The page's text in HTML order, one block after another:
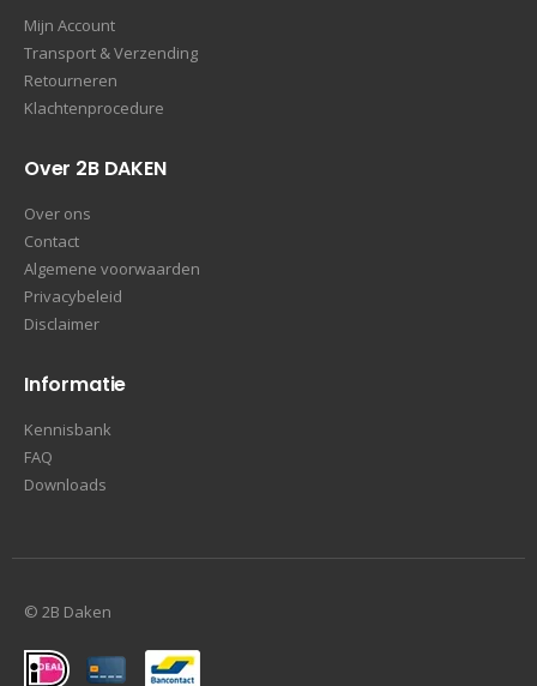
Mijn Account
Transport & Verzending
Retourneren
Klachtenprocedure
Over 2B DAKEN
Over ons
Contact
Algemene voorwaarden
Privacybeleid
Disclaimer
Informatie
Kennisbank
FAQ
Downloads
© 2B Daken